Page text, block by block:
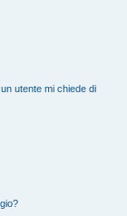
utente mi chiede di